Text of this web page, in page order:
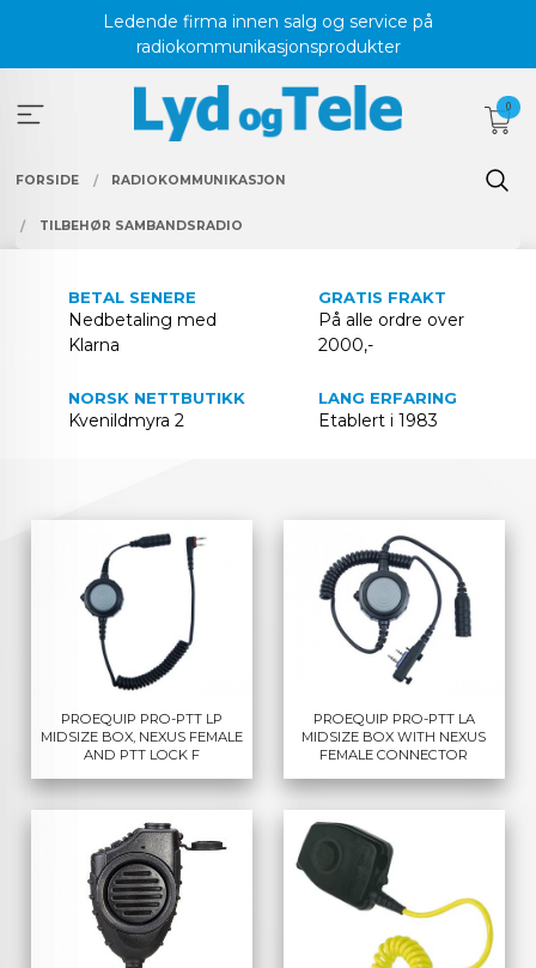
Ledende firma innen salg og service på
radiokommunikasjonsprodukter
0
FORSIDE RADIOKOMMUNIKASJON
TILBEHØR SAMBANDSRADIO
BETAL SENERE
Nedbetaling med
Klarna
GRATIS FRAKT
På alle ordre over
2000,-
NORSK NETTBUTIKK
Kvenildmyra 2
LANG ERFARING
Etablert i 1983
PROEQUIP PRO-PTT LP
MIDSIZE BOX, NEXUS FEMALE
AND PTT LOCK F
PROEQUIP PRO-PTT LA
MIDSIZE BOX WITH NEXUS
FEMALE CONNECTOR